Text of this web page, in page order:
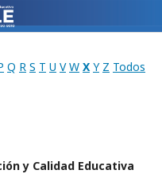
Q R S T U V W X Y Z Todos
y Calidad Educativa